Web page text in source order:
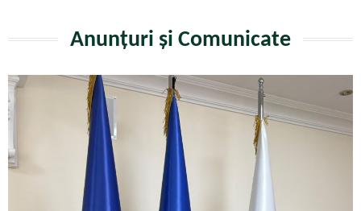
Anunțuri și Comunicate